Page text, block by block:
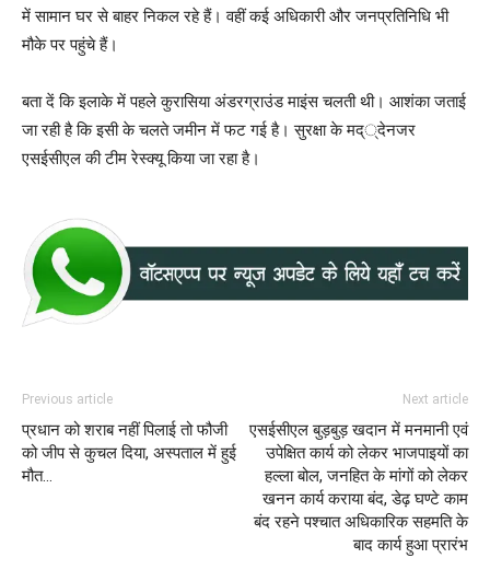
में सामान घर से बाहर निकल रहे हैं। वहीं कई अधिकारी और जनप्रतिनिधि भी
मौके पर पहुंचे हैं।
बता दें कि इलाके में पहले कुरासिया अंडरग्राउंड माइंस चलती थी। आशंका जताई
जा रही है कि इसी के चलते जमीन में फट गई है। सुरक्षा के मद््देनजर
एसईसीएल की टीम रेस्क्यू किया जा रहा है।
Previous article
प्रधान को शराब नहीं पिलाई तो फौजी
को जीप से कुचल दिया, अस्पताल में हुई
मौत…
Next article
एसईसीएल बुड़बुड़ खदान में मनमानी एवं
उपेक्षित कार्य को लेकर भाजपाइयों का
हल्ला बोल, जनहित के मांगों को लेकर
खनन कार्य कराया बंद, डेढ़ घण्टे काम
बंद रहने पश्चात अधिकारिक सहमति के
बाद कार्य हुआ प्रारंभ